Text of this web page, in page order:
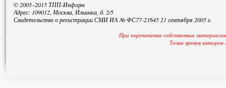
© 2005–2015 ТПП-Информ
Адрес: 109012, Москва, Ильинка, д. 2/5
Свидетельство о регистрации СМИ ИА № ФС77-21645 21 сентября 2005 г.
При перепечатке собственных
Точка зрения